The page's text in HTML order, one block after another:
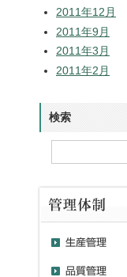
2011年12月
2011年9月
2011年3月
2011年2月
検索